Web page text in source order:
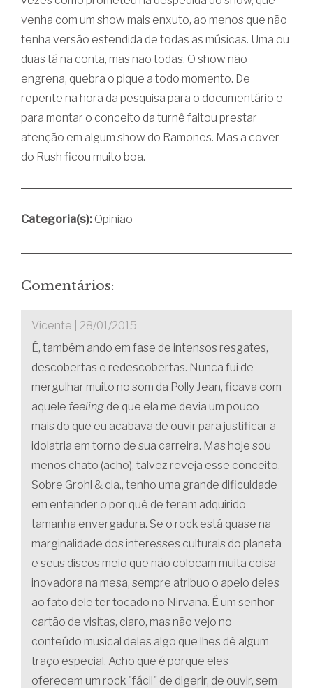
venha com um show mais enxuto, ao menos que não
tenha versão estendida de todas as músicas. Uma ou
duas tá na conta, mas não todas. O show não
engrena, quebra o pique a todo momento. De
repente na hora da pesquisa para o documentário e
para montar o conceito da turnê faltou prestar
atenção em algum show do Ramones. Mas a cover
do Rush ficou muito boa.
Categoria(s): Opinião
Comentários:
Vicente | 28/01/2015
É, também ando em fase de intensos resgates,
descobertas e redescobertas. Nunca fui de
mergulhar muito no som da Polly Jean, ficava com
aquele feeling de que ela me devia um pouco
mais do que eu acabava de ouvir para justificar a
idolatria em torno de sua carreira. Mas hoje sou
menos chato (acho), talvez reveja esse conceito.
Sobre Grohl & cia., tenho uma grande dificuldade
em entender o por quê de terem adquirido
tamanha envergadura. Se o rock está quase na
marginalidade dos interesses culturais do planeta
e seus discos meio que não colocam muita coisa
inovadora na mesa, sempre atribuo o apelo deles
ao fato dele ter tocado no Nirvana. É um senhor
cartão de visitas, claro, mas não vejo no
conteúdo musical deles algo que lhes dê algum
traço especial. Acho que é porque eles
oferecem um rock "fácil" de digerir, de ouvir, sem